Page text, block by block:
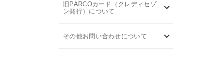
旧PARCOカード（クレディセゾ
ン発行）について
その他お問い合わせについて